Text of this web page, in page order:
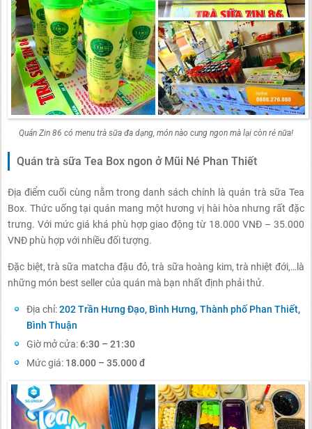
Quán Zin 86 có menu trà sữa đa dạng, món nào cung ngon mà lại còn rẻ nữa!
Quán trà sữa Tea Box ngon ở Mũi Né Phan Thiết
Địa điểm cuối cùng nằm trong danh sách chính là quán trà sữa Tea
Box. Thức uống tại quán mang một hương vị hài hòa nhưng rất đặc
trưng. Với mức giá khá phù hợp giao động từ 18.000 VNĐ – 35.000
VNĐ phù hợp với nhiều đối tượng.
Đặc biệt, trà sữa matcha đậu đỏ, trà sữa hoàng kim, trà nhiệt đới,…là
những món best seller của quán mà bạn nhất định phải thử.
Địa chỉ:202 Trần Hưng Đạo, Bình Hưng, Thành phố Phan Thiết,
Bình Thuận
Giờ mở cửa:6:30 – 21:30
Mức giá: 18.000 – 35.000 đ